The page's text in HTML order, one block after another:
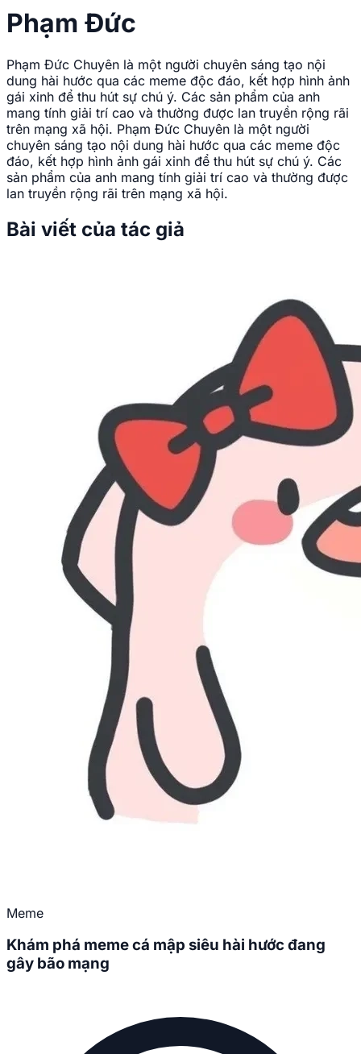
Phạm Đức
Phạm Đức Chuyên là một người chuyên sáng tạo nội
dung hài hước qua các meme độc đáo, kết hợp hình ảnh
gái xinh để thu hút sự chú ý. Các sản phẩm của anh
mang tính giải trí cao và thường được lan truyền rộng rãi
trên mạng xã hội. Phạm Đức Chuyên là một người
chuyên sáng tạo nội dung hài hước qua các meme độc
đáo, kết hợp hình ảnh gái xinh để thu hút sự chú ý. Các
sản phẩm của anh mang tính giải trí cao và thường được
lan truyền rộng rãi trên mạng xã hội.
Bài viết của tác giả
Meme
Khám phá meme cá mập siêu hài hước đang
gây bão mạng